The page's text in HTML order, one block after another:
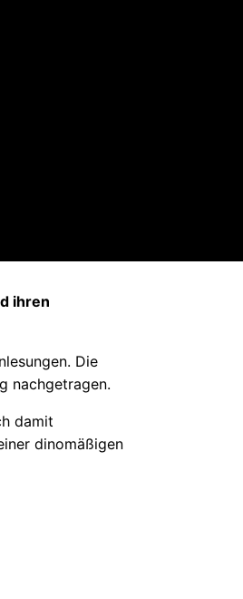
ihren
Die
nachgetragen.
damit
dinomäßigen